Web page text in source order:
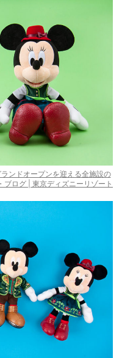
ンドオープンを迎える全施設の
ログ | 東京ディズニーリゾート